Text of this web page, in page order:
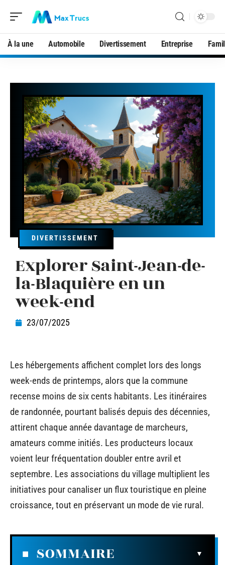
À la une Automobile Divertissement Entreprise
DIVERTISSEMENT
Explorer Saint-Jean-de-
la-Blaquière en un
week-end
23/07/2025
Les hébergements affichent complet lors des longs
week-ends de printemps, alors que la commune
recense moins de six cents habitants. Les itinéraires
de randonnée, pourtant balisés depuis des décennies,
attirent chaque année davantage de marcheurs,
amateurs comme initiés. Les producteurs locaux
voient leur fréquentation doubler entre avril et
septembre. Les associations du village multiplient les
initiatives pour canaliser un flux touristique en pleine
croissance, tout en préservant un mode de vie rural.
SOMMAIRE